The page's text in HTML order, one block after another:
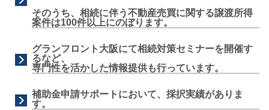
そのうち、相続に伴う不動産売買に関する譲渡所得
案件は100件以上にのぼります。
グランフロント大阪にて相続対策セミナーを開催す
るなど、
専門性を活かした情報提供も行っています。
補助金申請サポートにおいて、採択実績がありま
す。